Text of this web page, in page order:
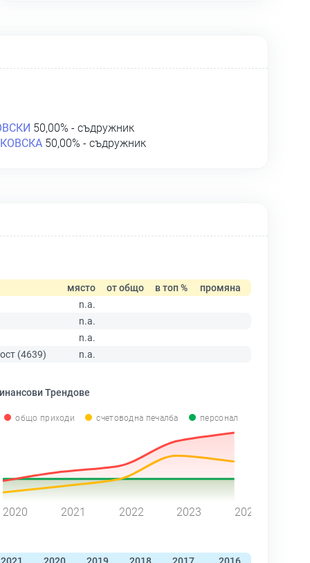
50,00% - съдружник
50,00% - съдружник
място от общо в топ %
промяна
n.a.
n.a.
n.a.
(4639)
n.a.
Трендове
общо приходи счетоводна печалба персонал
2020 2021 2022 2023 2024